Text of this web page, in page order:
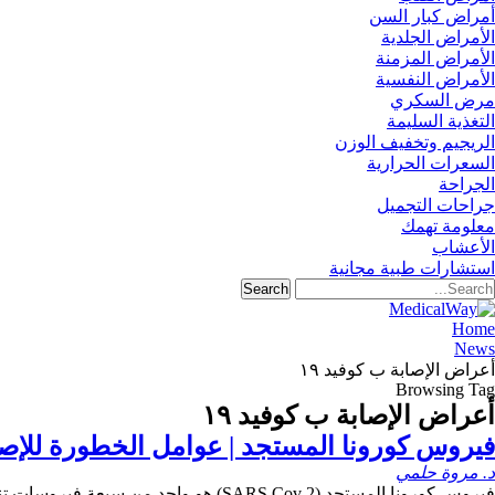
أمراض كبار السن
الأمراض الجلدية
الأمراض المزمنة
الأمراض النفسية
مرض السكري
التغذية السليمة
الريجيم وتخفيف الوزن
السعرات الحرارية
الجراحة
جراحات التجميل
معلومة تهمك
الأعشاب
استشارات طبية مجانية
Home
News
أعراض الإصابة ب كوفيد ١٩
Browsing Tag
أعراض الإصابة ب كوفيد ١٩
فيروس كورونا المستجد | عوامل الخطورة
د. مروة حلمي